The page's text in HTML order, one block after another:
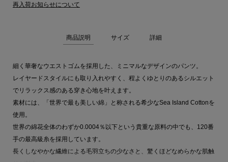
再入荷お知らせについて
商品説明 サイズ 詳細
細く華奢なウエストゴムを採用した、ミニマルなデザインのパンツ。
レイヤードスタイルにも取り入れやすく、程よくゆとりのあるシルエット
でリラックス感のある穿き心地を叶えます。
素材には、「世界で最も美しい綿」と称される希少なSea Island Cottonを
使用。
世界の綿花全体のわずか0.0004％以下という貴重な原料の中でも、120番
手の最高級糸を採用しています。
長くしなやかな繊維による毛羽立ちの少なさと、驚くほどなめらかな肌触